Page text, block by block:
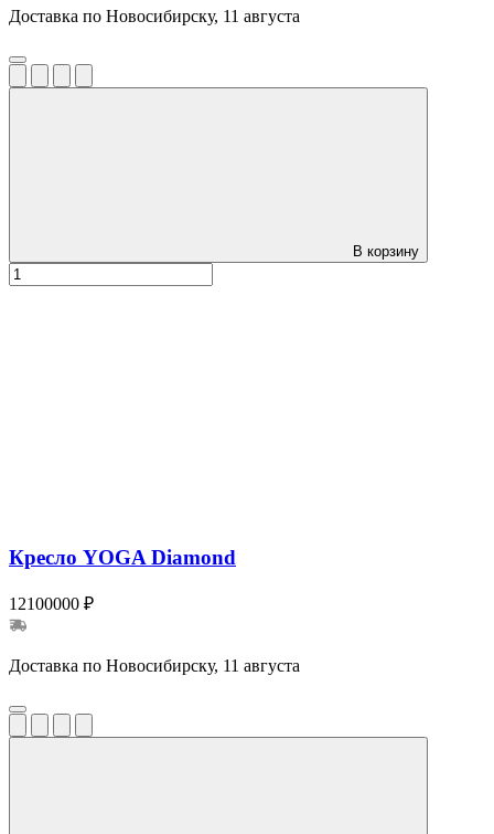
Доставка по Новосибирску, 11 августа
В корзину
Кресло YOGA Diamond
12100000 ₽
Доставка по Новосибирску, 11 августа